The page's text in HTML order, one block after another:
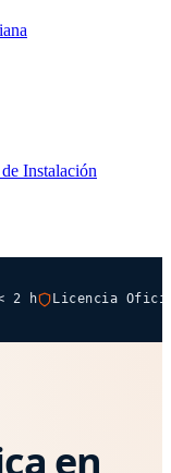
Instalación
2 h Licencia
en